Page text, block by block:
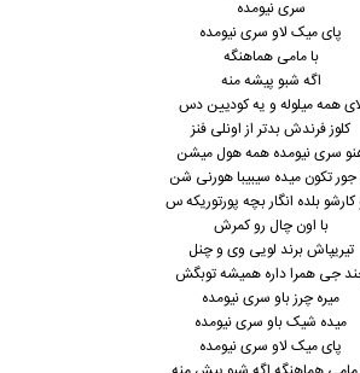
سری نیومده
پای میک لاو سری نیومده
با مامی هماهنگه
اگه شبو پیشه منه
همه میلوله و یه کودیین دس
کلوز فرندش بدتر از اونلی فنز
سری نیومده همه هول میشن
جور تکون میده سیبیبا هورنی شن
کارشو بلده انگار بچه پورتوریکه س
با اون چال رو کمرش
تیریپاش برند لویی وی و چنل
جی همرا داره همیشه تو‌بگش
میره چرز باو سری نیومده
میده شیک باو سری نیومده
پای میک لاو سری نیومده